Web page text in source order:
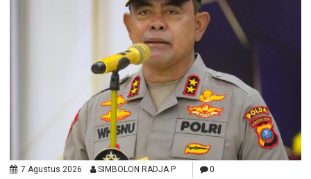
7 Agustus 2026 SIMBOLON RADJA P 0